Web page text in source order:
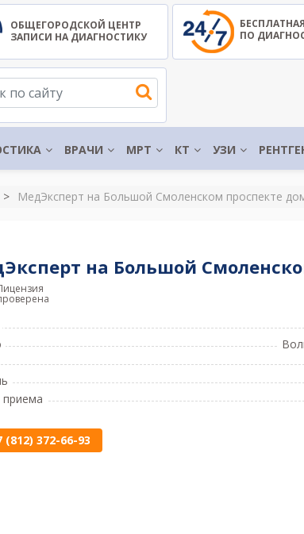
ОБЩЕГОРОДСКОЙ ЦЕНТР
ЗАПИСИ НА ДИАГНОСТИКУ
ПО
ВРАЧИ МРТ КТ УЗИ
МедЭксперт на Большой Смоленском проспекте
на Большой
(812) 372-66-93